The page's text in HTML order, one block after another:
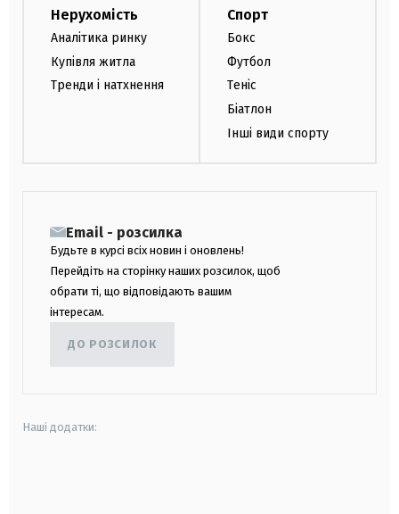
Нерухомість
Аналітика ринку
Купівля житла
Тренди і натхнення
Спорт
Бокс
Футбол
Теніс
Біатлон
Інші види спорту
Email - розсилка
Будьте в курсі всіх новин і оновлень!
Перейдіть на сторінку наших розсилок, щоб
обрати ті, що відповідають вашим
інтересам.
ДО РОЗСИЛОК
Наші додатки: